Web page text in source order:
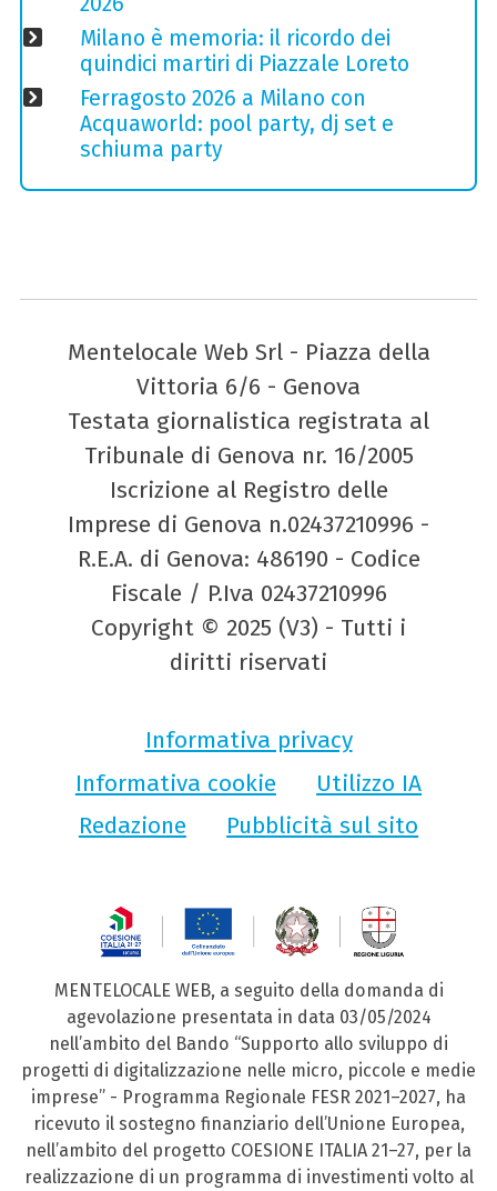
Milano è memoria: il ricordo dei
quindici martiri di Piazzale Loreto
Ferragosto 2026 a Milano con
Acquaworld: pool party, dj set e
schiuma party
Mentelocale Web Srl - Piazza della
Vittoria 6/6 - Genova
Testata giornalistica registrata al
Tribunale di Genova nr. 16/2005
Iscrizione al Registro delle
Imprese di Genova n.02437210996 -
R.E.A. di Genova: 486190 - Codice
Fiscale / P.Iva 02437210996
Copyright © 2025 (V3) - Tutti i
diritti riservati
Informativa privacy
Informativa cookie
Utilizzo IA
Redazione
Pubblicità sul sito
MENTELOCALE WEB, a seguito della domanda di
agevolazione presentata in data 03/05/2024
nell’ambito del Bando “Supporto allo sviluppo di
progetti di digitalizzazione nelle micro, piccole e medie
imprese” - Programma Regionale FESR 2021–2027, ha
ricevuto il sostegno finanziario dell’Unione Europea,
nell’ambito del progetto COESIONE ITALIA 21–27, per la
realizzazione di un programma di investimenti volto al